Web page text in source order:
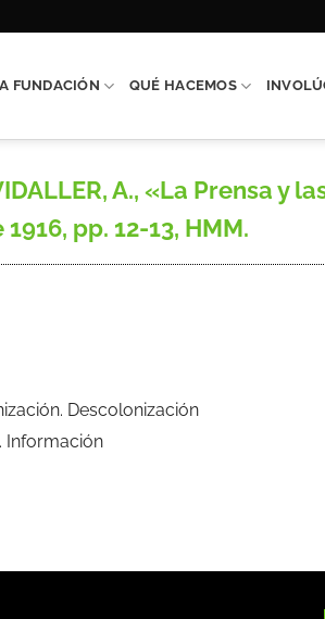
FUNDACIÓN QUÉ HACEMOS
A., «La Prensa
pp. 12-13, HMM.
Descolonización
Información